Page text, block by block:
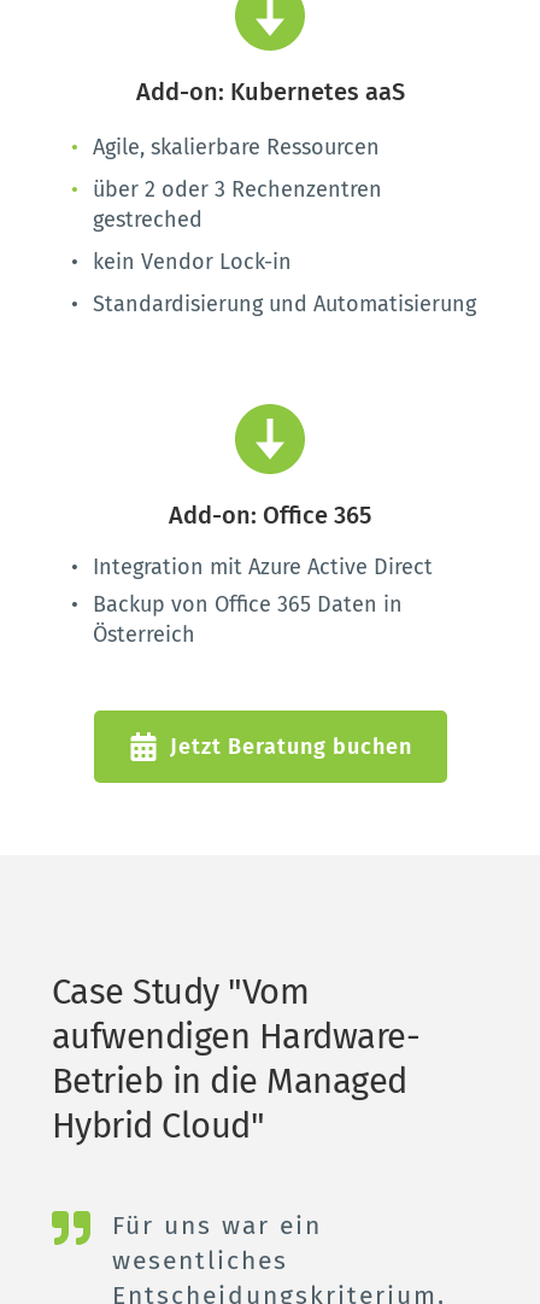
Add-on: Kubernetes aaS
Agile, skalierbare Ressourcen
über 2 oder 3 Rechenzentren
gestreched
kein Vendor Lock-in
Standardisierung und Automatisierung
Add-on: Office 365
Integration mit Azure Active Direct
Backup von Office 365 Daten in
Österreich
Jetzt Beratung buchen
Case Study "Vom
aufwendigen Hardware-
Betrieb in die Managed
Hybrid Cloud"
Für uns war ein
wesentliches
Entscheidungskriterium,